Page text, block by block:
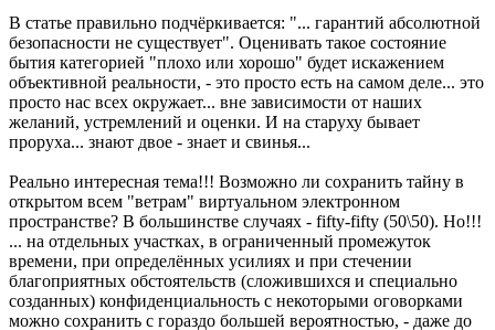
В статье правильно подчёркивается: "... гарантий абсолютной
безопасности не существует". Оценивать такое состояние
бытия категорией "плохо или хорошо" будет искажением
объективной реальности, - это просто есть на самом деле... это
просто нас всех окружает... вне зависимости от наших
желаний, устремлений и оценки. И на старуху бывает
проруха... знают двое - знает и свинья...
Реально интересная тема!!! Возможно ли сохранить тайну в
открытом всем "ветрам" виртуальном электронном
пространстве? В большинстве случаях - fifty-fifty (50\50). Но!!!
... на отдельных участках, в ограниченный промежуток
времени, при определённых усилиях и при стечении
благоприятных обстоятельств (сложившихся и специально
созданных) конфиденциальность с некоторыми оговорками
можно сохранить с гораздо большей вероятностью, - даже до